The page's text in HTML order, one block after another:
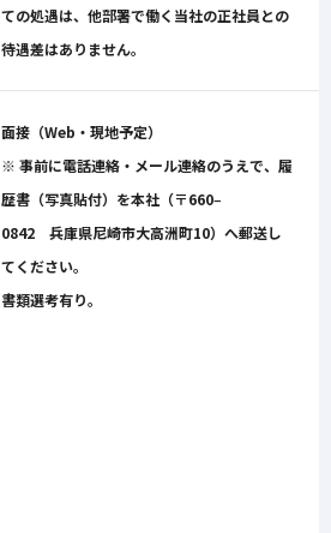
ての処遇は、他部署で働く当社の正社員との
待遇差はありません。
面接（Web・現地予定）
※ 事前に電話連絡・メール連絡のうえで、履
歴書（写真貼付）を本社（〒660‒
0842 兵庫県尼崎市大高洲町10）へ郵送し
てください。
書類選考有り。